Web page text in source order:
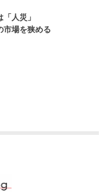
人災」
市場を狭める